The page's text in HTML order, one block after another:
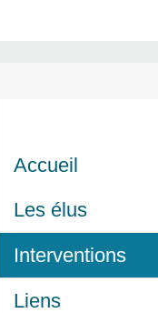
Accueil
Les élus
Interventions
Liens